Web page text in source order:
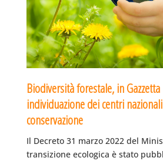
Biodiversità forestale, in
individuazione dei centri
conservazione
Il Decreto 31 marzo 2022 del
transizione ecologica è stato